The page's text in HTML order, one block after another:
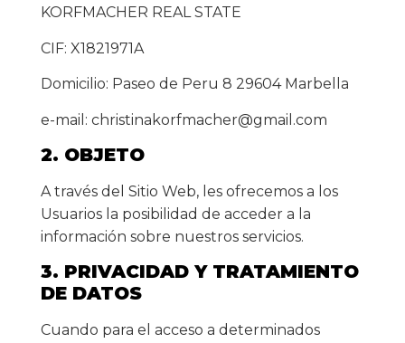
KORFMACHER REAL STATE
CIF: X1821971A
Domicilio: Paseo de Peru 8 29604 Marbella
e-mail: christinakorfmacher@gmail.com
2. OBJETO
A través del Sitio Web, les ofrecemos a los
Usuarios la posibilidad de acceder a la
información sobre nuestros servicios.
3. PRIVACIDAD Y TRATAMIENTO
DE DATOS
Cuando para el acceso a determinados